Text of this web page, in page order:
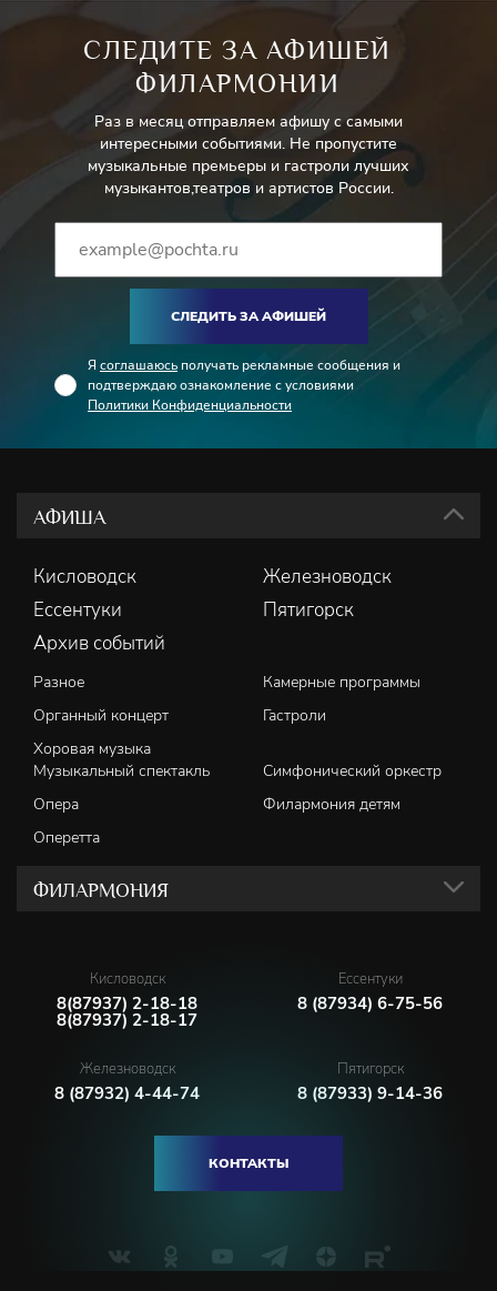
СЛЕДИТЕ ЗА АФИШЕЙ
ФИЛАРМОНИИ
Раз в месяц отправляем афишу с самыми
интересными событиями. Не пропустите
музыкальные премьеры и гастроли лучших
музыкантов,театров и артистов России.
СЛЕДИТЬ ЗА АФИШЕЙ
Я соглашаюсь получать рекламные сообщения и
подтверждаю ознакомление с условиями
Политики Конфиденциальности
АФИША
Кисловодск
Железноводск
Ессентуки
Пятигорск
Архив событий
Разное
Камерные программы
Органный концерт
Гастроли
Хоровая музыка
Музыкальный спектакль
Симфонический оркестр
Опера
Филармония детям
Оперетта
ФИЛАРМОНИЯ
Кисловодск
8(87937) 2-18-18
8(87937) 2-18-17
Ессентуки
8 (87934) 6-75-56
Железноводск
8 (87932) 4-44-74
Пятигорск
8 (87933) 9-14-36
КОНТАКТЫ